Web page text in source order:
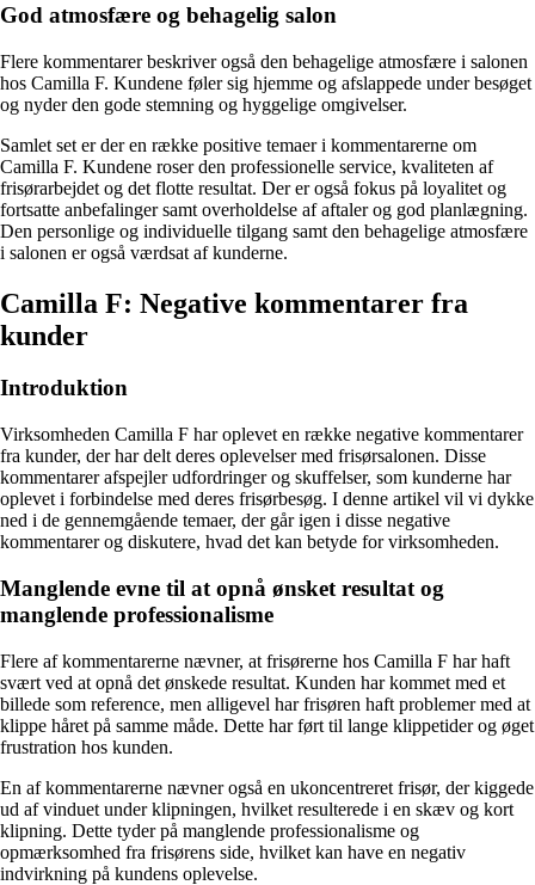
God atmosfære og behagelig salon
Flere kommentarer beskriver også den behagelige atmosfære i salonen
hos Camilla F. Kundene føler sig hjemme og afslappede under besøget
og nyder den gode stemning og hyggelige omgivelser.
Samlet set er der en række positive temaer i kommentarerne om
Camilla F. Kundene roser den professionelle service, kvaliteten af
frisørarbejdet og det flotte resultat. Der er også fokus på loyalitet og
fortsatte anbefalinger samt overholdelse af aftaler og god planlægning.
Den personlige og individuelle tilgang samt den behagelige atmosfære
i salonen er også værdsat af kunderne.
Camilla F: Negative kommentarer fra
kunder
Introduktion
Virksomheden Camilla F har oplevet en række negative kommentarer
fra kunder, der har delt deres oplevelser med frisørsalonen. Disse
kommentarer afspejler udfordringer og skuffelser, som kunderne har
oplevet i forbindelse med deres frisørbesøg. I denne artikel vil vi dykke
ned i de gennemgående temaer, der går igen i disse negative
kommentarer og diskutere, hvad det kan betyde for virksomheden.
Manglende evne til at opnå ønsket resultat og
manglende professionalisme
Flere af kommentarerne nævner, at frisørerne hos Camilla F har haft
svært ved at opnå det ønskede resultat. Kunden har kommet med et
billede som reference, men alligevel har frisøren haft problemer med at
klippe håret på samme måde. Dette har ført til lange klippetider og øget
frustration hos kunden.
En af kommentarerne nævner også en ukoncentreret frisør, der kiggede
ud af vinduet under klipningen, hvilket resulterede i en skæv og kort
klipning. Dette tyder på manglende professionalisme og
opmærksomhed fra frisørens side, hvilket kan have en negativ
indvirkning på kundens oplevelse.